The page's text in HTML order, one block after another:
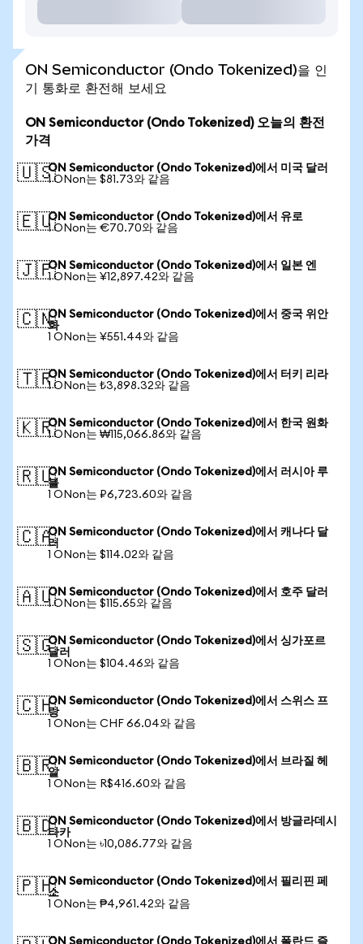
ON Semiconductor (Ondo Tokenized)을 인
기 통화로 환전해 보세요
ON Semiconductor (Ondo Tokenized) 오늘의 환전
가격
🇺🇸ON Semiconductor (Ondo Tokenized)에서 미국 달러
1 ONon는 $81.73와 같음
🇪🇺ON Semiconductor (Ondo Tokenized)에서 유로
1 ONon는 €70.70와 같음
🇯🇵ON Semiconductor (Ondo Tokenized)에서 일본 엔
1 ONon는 ¥12,897.42와 같음
🇨🇳ON Semiconductor (Ondo Tokenized)에서 중국 위안
화
1 ONon는 ¥551.44와 같음
🇹🇷ON Semiconductor (Ondo Tokenized)에서 터키 리라
1 ONon는 ₺3,898.32와 같음
🇰🇷ON Semiconductor (Ondo Tokenized)에서 한국 원화
1 ONon는 ₩115,066.86와 같음
🇷🇺ON Semiconductor (Ondo Tokenized)에서 러시아 루
블
1 ONon는 ₽6,723.60와 같음
🇨🇦ON Semiconductor (Ondo Tokenized)에서 캐나다 달
러
1 ONon는 $114.02와 같음
🇦🇺ON Semiconductor (Ondo Tokenized)에서 호주 달러
1 ONon는 $115.65와 같음
🇸🇬ON Semiconductor (Ondo Tokenized)에서 싱가포르
달러
1 ONon는 $104.46와 같음
🇨🇭ON Semiconductor (Ondo Tokenized)에서 스위스 프
랑
1 ONon는 CHF 66.04와 같음
🇧🇷ON Semiconductor (Ondo Tokenized)에서 브라질 헤
알
1 ONon는 R$416.60와 같음
🇧🇩ON Semiconductor (Ondo Tokenized)에서 방글라데시
타카
1 ONon는 ৳10,086.77와 같음
🇵🇭ON Semiconductor (Ondo Tokenized)에서 필리핀 페
소
1 ONon는 ₱4,961.42와 같음
ON Semiconductor (Ondo Tokenized)에서 폴란드 즐